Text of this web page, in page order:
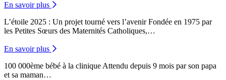
En savoir plus
L’étoile 2025 : Un projet tourné vers l’avenirFondée en 1975 par
les Petites Sœurs des Maternités Catholiques,…
En savoir plus
100 000ème bébé à la clinique Attendu depuis 9 mois par son papa
et sa maman…